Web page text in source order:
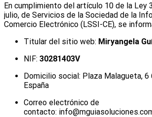
En cumplimiento del artículo 10 de la Ley
julio, de Servicios de la Sociedad de la
Comercio Electrónico (LSSI-CE), se
Titular del sitio web: Miryangela
NIF: 30281403V
Domicilio social: Plaza Malagueta, 6
España
Correo electrónico de
contacto: